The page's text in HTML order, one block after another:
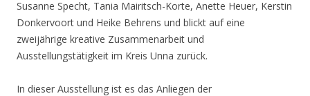
Susanne Specht, Tania Mairitsch-Korte, Anette Heuer, Kerstin
Donkervoort und Heike Behrens und blickt auf eine
zweijährige kreative Zusammenarbeit und
Ausstellungstätigkeit im Kreis Unna zurück.
In dieser Ausstellung ist es das Anliegen der